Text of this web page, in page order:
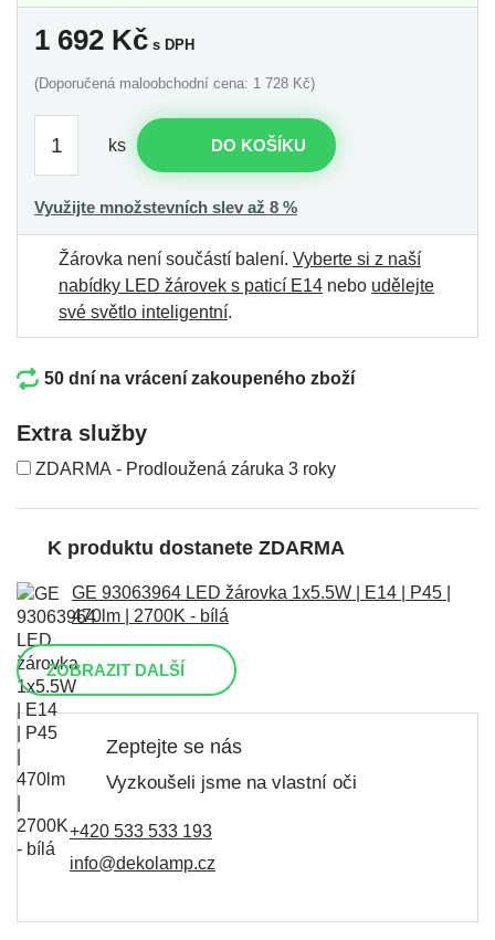
1 692 Kč s DPH
(Doporučená maloobchodní cena: 1 728 Kč)
ks DO KOŠÍKU
Využijte množstevních slev až 8 %
Žárovka není součástí balení. Vyberte si z naší
nabídky LED žárovek s paticí E14 nebo udělejte
své světlo inteligentní.
50 dní na vrácení zakoupeného zboží
Extra služby
ZDARMA - Prodloužená záruka 3 roky
K produktu dostanete ZDARMA
GE 93063964 LED žárovka 1x5.5W | E14 | P45 |
470lm | 2700K - bílá
ZOBRAZIT DALŠÍ
Zeptejte se nás
Vyzkoušeli jsme na vlastní oči
+420 533 533 193
info@dekolamp.cz